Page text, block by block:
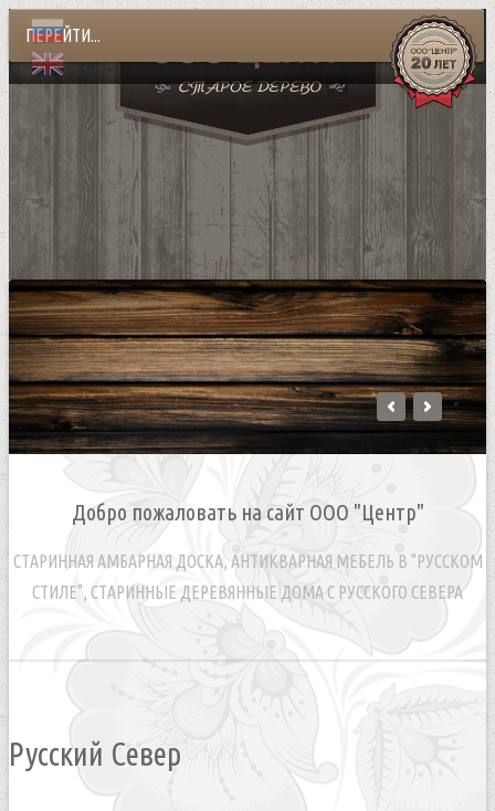
ПЕРЕЙТИ...
Добро пожаловать на сайт ООО "Центр"
СТАРИННАЯ АМБАРНАЯ ДОСКА, АНТИКВАРНАЯ МЕБЕЛЬ В "РУССКОМ
СТИЛЕ", СТАРИННЫЕ ДЕРЕВЯННЫЕ ДОМА С РУССКОГО СЕВЕРА
Русский Север